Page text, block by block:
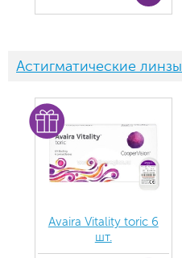
Астигматические линзы
Avaira Vitality toric 6
шт.